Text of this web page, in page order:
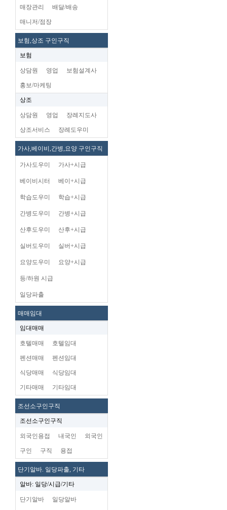
매장관리 배달/배송
매니저/점장
보험,상조 구인구직
보험
상담원 영업 보험설계사
홍보/마케팅
상조
상담원 영업 장례지도사
상조서비스 장례도우미
가사,베이비,간병,요양 구인구직
가사도우미 가사+시급
베이비시터 베이+시급
학습도우미 학습+시급
간병도우미 간병+시급
산후도우미 산후+시급
실버도우미 실버+시급
요양도우미 요양+시급
등/하원 시급
일당파출
매매임대
임대매매
호텔매매 호텔임대
펜션매매 펜션임대
식당매매 식당임대
기타매매 기타임대
조선소구인구직
조선소구인구직
외국인용접 내국인 외국인
구인 구직 용접
단기알바. 일당파출, 기타
알바: 일당/시급/기타
단기알바 일당알바